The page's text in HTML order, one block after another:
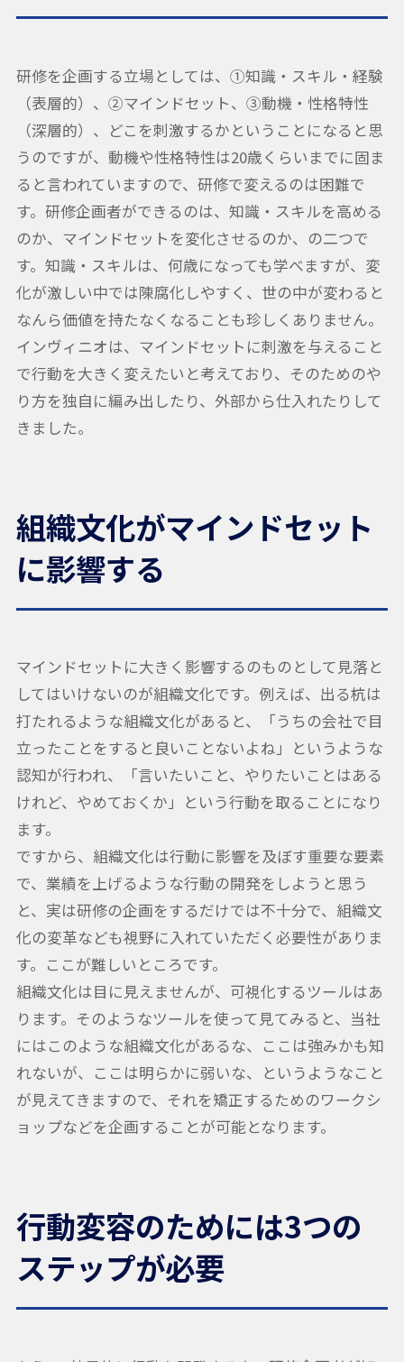
研修を企画する立場としては、①知識・スキル・経験
（表層的）、②マインドセット、③動機・性格特性
（深層的）、どこを刺激するかということになると思
うのですが、動機や性格特性は20歳くらいまでに固ま
ると言われていますので、研修で変えるのは困難で
す。研修企画者ができるのは、知識・スキルを高める
のか、マインドセットを変化させるのか、の二つで
す。知識・スキルは、何歳になっても学べますが、変
化が激しい中では陳腐化しやすく、世の中が変わると
なんら価値を持たなくなることも珍しくありません。
インヴィニオは、マインドセットに刺激を与えること
で行動を大きく変えたいと考えており、そのためのや
り方を独自に編み出したり、外部から仕入れたりして
きました。
組織文化がマインドセット
に影響する
マインドセットに大きく影響するのものとして見落と
してはいけないのが組織文化です。例えば、出る杭は
打たれるような組織文化があると、「うちの会社で目
立ったことをすると良いことないよね」というような
認知が行われ、「言いたいこと、やりたいことはある
けれど、やめておくか」という行動を取ることになり
ます。
ですから、組織文化は行動に影響を及ぼす重要な要素
で、業績を上げるような行動の開発をしようと思う
と、実は研修の企画をするだけでは不十分で、組織文
化の変革なども視野に入れていただく必要性がありま
す。ここが難しいところです。
組織文化は目に見えませんが、可視化するツールはあ
ります。そのようなツールを使って見てみると、当社
にはこのような組織文化があるな、ここは強みかも知
れないが、ここは明らかに弱いな、というようなこと
が見えてきますので、それを矯正するためのワークシ
ョップなどを企画することが可能となります。
行動変容のためには3つの
ステップが必要